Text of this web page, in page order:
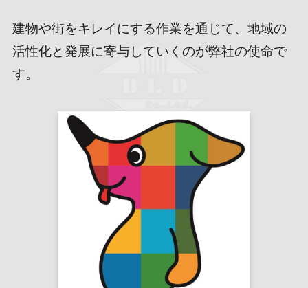
建物や街をキレイにする作業を通じて、地域の
活性化と発展に寄与していくのが弊社の使命で
す。